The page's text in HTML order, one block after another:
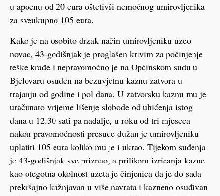
u apoenu od 20 eura oštetivši nemoćnog umirovljenika
za sveukupno 105 eura.
Kako je na osobito drzak način umirovljeniku uzeo
novac, 43-godišnjak je proglašen krivim za počinjenje
teške krađe i nepravomoćno je na Općinskom sudu u
Bjelovaru osuđen na bezuvjetnu kaznu zatvora u
trajanju od godine i pol dana. U zatvorsku kaznu mu je
uračunato vrijeme lišenje slobode od uhićenja istog
dana u 12.30 sati pa nadalje, u roku od tri mjeseca
nakon pravomoćnosti presude dužan je umirovljeniku
uplatiti 105 eura koliko mu je i ukrao. Tijekom suđenja
je 43-godišnjak sve priznao, a prilikom izricanja kazne
kao otegotna okolnost uzeta je činjenica da je do sada
prekršajno kažnjavan u više navrata i kazneno osuđivan